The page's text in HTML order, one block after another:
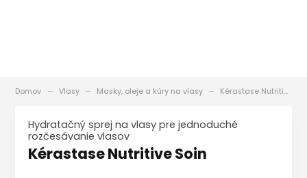
Domov Vlasy Masky, oleje a kúry na vlasy Kérastase Nutritive Soin
Hydratačný sprej na vlasy pre jednoduché
rozčesávanie vlasov
Kérastase Nutritive Soin